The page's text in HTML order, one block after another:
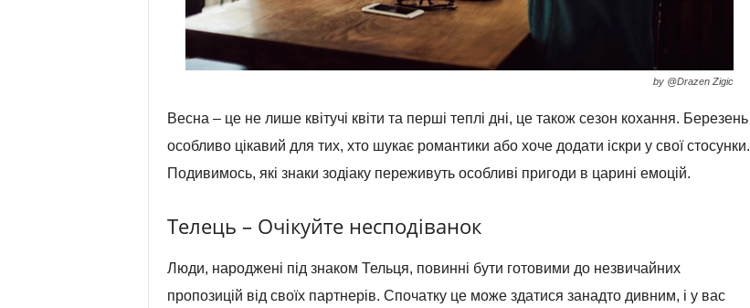
by @Drazen Zigic
Весна – це не лише квітучі квіти та перші теплі дні, це також сезон кохання. Березень
особливо цікавий для тих, хто шукає романтики або хоче додати іскри у свої стосунки.
Подивимось, які знаки зодіаку переживуть особливі пригоди в царині емоцій.
Телець – Очікуйте несподіванок
Люди, народжені під знаком Тельця, повинні бути готовими до незвичайних
пропозицій від своїх партнерів. Спочатку це може здатися занадто дивним, і у вас